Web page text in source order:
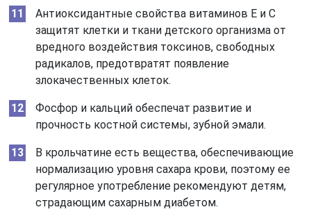
Антиоксидантные свойства витаминов Е и С
защитят клетки и ткани детского организма от
вредного воздействия токсинов, свободных
радикалов, предотвратят появление
злокачественных клеток.
Фосфор и кальций обеспечат развитие и
прочность костной системы, зубной эмали.
В крольчатине есть вещества, обеспечивающие
нормализацию уровня сахара крови, поэтому ее
регулярное употребление рекомендуют детям,
страдающим сахарным диабетом.